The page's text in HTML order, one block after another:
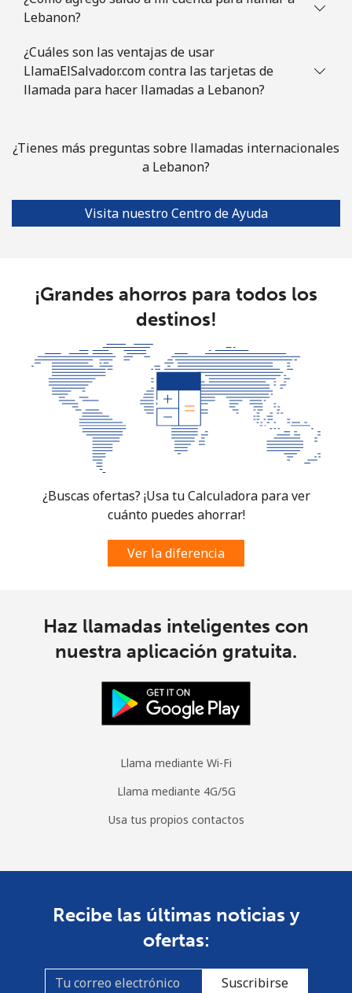
Lebanon?
¿Cuáles son las ventajas de usar
LlamaElSalvador.com contra las tarjetas de
llamada para hacer llamadas a Lebanon?
¿Tienes más preguntas sobre llamadas internacionales
a Lebanon?
Visita nuestro Centro de Ayuda
¡Grandes ahorros para todos los
destinos!
¿Buscas ofertas? ¡Usa tu Calculadora para ver
cuánto puedes ahorrar!
Ver la diferencia
Haz llamadas inteligentes con
nuestra aplicación gratuita.
Llama mediante Wi-Fi
Llama mediante 4G/5G
Usa tus propios contactos
Recibe las últimas noticias y
ofertas:
Suscribirse